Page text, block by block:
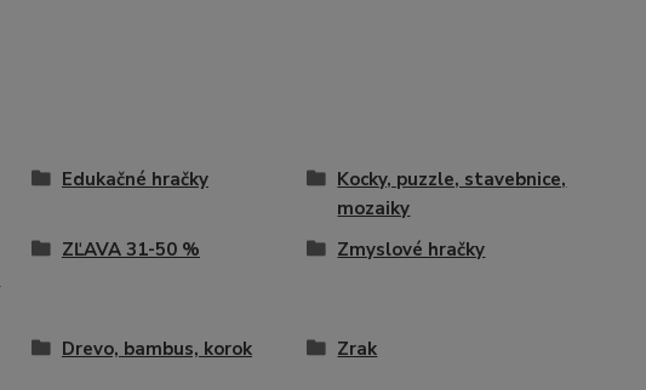
Edukačné hračky
Kocky, puzzle, stavebnice,
mozaiky
ZĽAVA 31-50 % Zmyslové hračky
Drevo, bambus, korok Zrak